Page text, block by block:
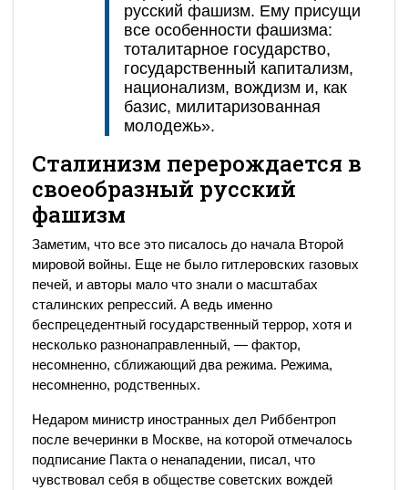
русский фашизм. Ему присущи
все особенности фашизма:
тоталитарное государство,
государственный капитализм,
национализм, вождизм и, как
базис, милитаризованная
молодежь».
Сталинизм перерождается в
своеобразный русский
фашизм
Заметим, что все это писалось до начала Второй
мировой войны. Еще не было гитлеровских газовых
печей, и авторы мало что знали о масштабах
сталинских репрессий. А ведь именно
беспрецедентный государственный террор, хотя и
несколько разнонаправленный, — фактор,
несомненно, сближающий два режима. Режима,
несомненно, родственных.
Недаром министр иностранных дел Риббентроп
после вечеринки в Москве, на которой отмечалось
подписание Пакта о ненападении, писал, что
чувствовал себя в обществе советских вождей